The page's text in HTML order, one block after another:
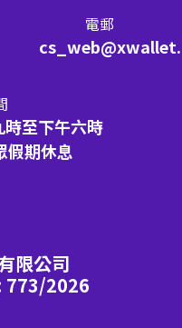
電郵
至下午六時
假期休息
限公司
773/2026